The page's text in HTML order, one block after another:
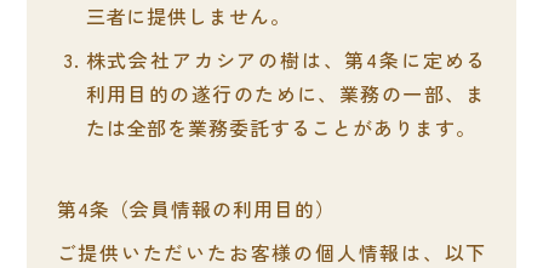
三者に提供しません。
株式会社アカシアの樹は、第4条に定める
利用目的の遂行のために、業務の一部、ま
たは全部を業務委託することがあります。
会員情報の利用目的
ご提供いただいたお客様の個人情報は、以下